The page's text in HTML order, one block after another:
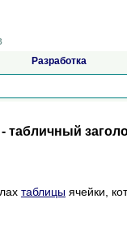
Разработка
табличный
таблицы ячейки,